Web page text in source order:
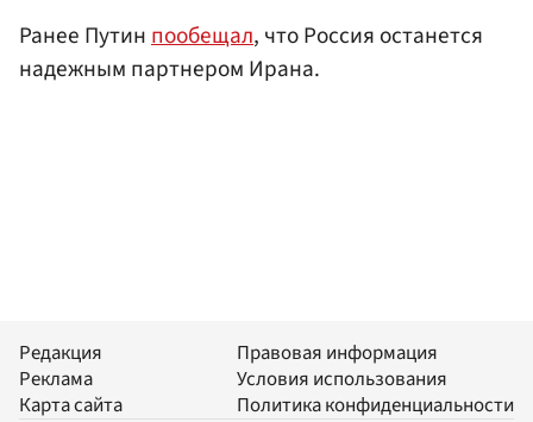
Ранее Путинпообещал, что Россия останется
надежным партнером Ирана.
Редакция
Реклама
Карта сайта
Правовая информация
Условия использования
Политика конфиденциальности